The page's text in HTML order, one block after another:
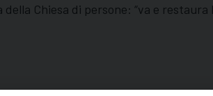
Chiesa di persone: “va e restaura